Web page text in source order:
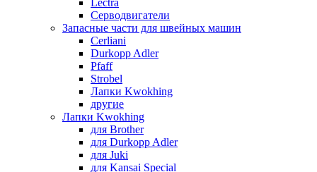
Lectra
Серводвигатели
Запасные части для швейных машин
Cerliani
Durkopp Adler
Pfaff
Strobel
Лапки Kwokhing
другие
Лапки Kwokhing
для Brother
для Durkopp Adler
для Juki
для Kansai Special